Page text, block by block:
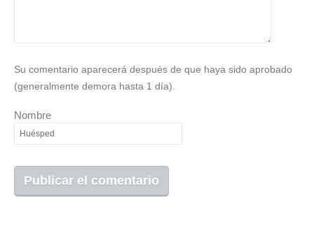
Su comentario aparecerá después de que haya sido aprobado
(generalmente demora hasta 1 día).
Nombre